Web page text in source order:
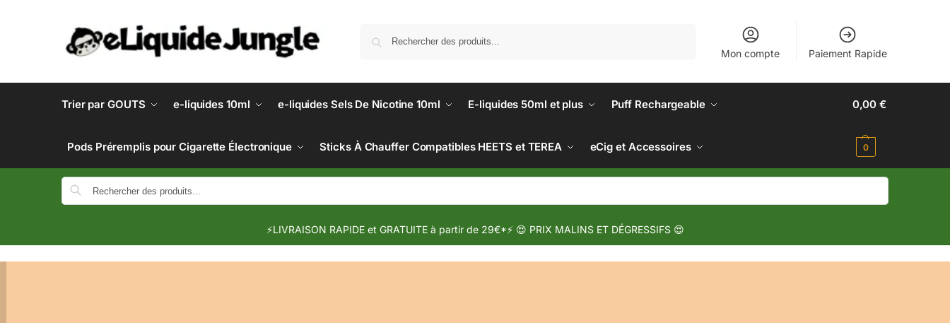
Mon compte Paiement Rapide
Trier par GOUTS e-liquides 10ml e-liquides Sels De Nicotine 10ml E-liquides 50ml et plus Puff Rechargeable
Pods Préremplis pour Cigarette Électronique Sticks À Chauffer Compatibles HEETS et TEREA eCig et Accessoires
0,00€
0
⚡LIVRAISON RAPIDE et GRATUITE à partir de 29€*⚡ 😍 PRIX MALINS ET DÉGRESSIFS 😍